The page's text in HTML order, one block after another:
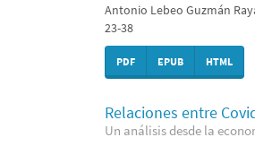
Antonio Lebeo Guzmán
23-38
PDF EPUB HTML
Relaciones entre
Un análisis desde la